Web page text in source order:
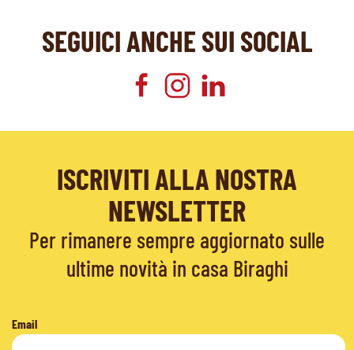
SEGUICI ANCHE SUI SOCIAL
ISCRIVITI ALLA NOSTRA
NEWSLETTER
Per rimanere sempre aggiornato sulle
ultime novità in casa Biraghi
Email